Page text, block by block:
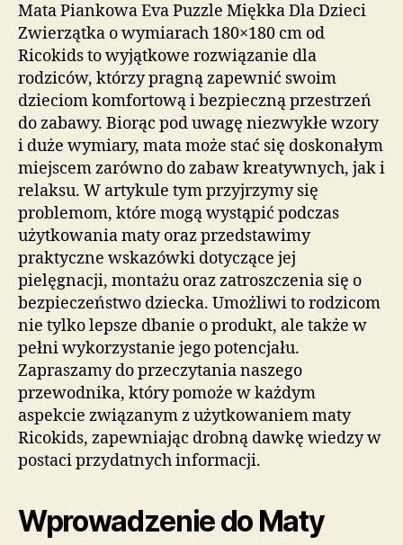
Mata Piankowa Eva Puzzle Miękka Dla Dzieci
Zwierzątka o wymiarach 180×180 cm od
Ricokids to wyjątkowe rozwiązanie dla
rodziców, którzy pragną zapewnić swoim
dzieciom komfortową i bezpieczną przestrzeń
do zabawy. Biorąc pod uwagę niezwykłe wzory
i duże wymiary, mata może stać się doskonałym
miejscem zarówno do zabaw kreatywnych, jak i
relaksu. W artykule tym przyjrzymy się
problemom, które mogą wystąpić podczas
użytkowania maty oraz przedstawimy
praktyczne wskazówki dotyczące jej
pielęgnacji, montażu oraz zatroszczenia się o
bezpieczeństwo dziecka. Umożliwi to rodzicom
nie tylko lepsze dbanie o produkt, ale także w
pełni wykorzystanie jego potencjału.
Zapraszamy do przeczytania naszego
przewodnika, który pomoże w każdym
aspekcie związanym z użytkowaniem maty
Ricokids, zapewniając drobną dawkę wiedzy w
postaci przydatnych informacji.
Wprowadzenie do Maty